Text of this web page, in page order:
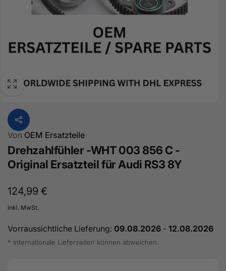
Von OEM Ersatzteile
Drehzahlfühler -WHT 003 856 C -
Original Ersatzteil für Audi RS3 8Y
Normaler
Preis
124,99 €
inkl. MwSt.
Vorraussichtliche Lieferung: 09.08.2026 - 12.08.2026
* Internationale Lieferzeiten können abweichen.